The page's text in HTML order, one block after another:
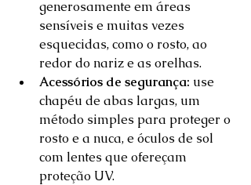
generosamente em áreas
sensíveis e muitas vezes
esquecidas, como o rosto, ao
redor do nariz e as orelhas.
Acessórios de segurança: use
chapéu de abas largas, um
método simples para proteger o
rosto e a nuca, e óculos de sol
com lentes que ofereçam
proteção UV.